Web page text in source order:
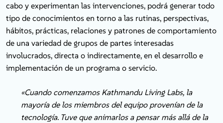
cabo y experimentan las intervenciones, podrá generar todo
tipo de conocimientos en torno a las rutinas, perspectivas,
hábitos, prácticas, relaciones y patrones de comportamiento
de una variedad de grupos de partes interesadas
involucrados, directa o indirectamente, en el desarrollo e
implementación de un programa o servicio.
«Cuando comenzamos Kathmandu Living Labs, la
mayoría de los miembros del equipo provenían de la
tecnología. Tuve que animarlos a pensar más allá de la